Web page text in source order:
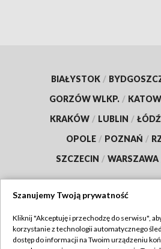
BIAŁYSTOK /
GORZÓW WLKP. /
KRAKÓW / LUBLIN / ŁÓDŹ
OPOLE / POZNAŃ /
SZCZECIN / WARSZAWA
Dołącz do nas:
TVP
Szanujemy Twoją prywatność
Kliknij "Akceptuję i przechodzę do serwisu",
korzystanie z technologii automatycznego
dostęp do informacji na Twoim urządzeniu